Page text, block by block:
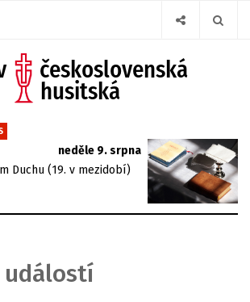
neděle 9. srpna
Duchu (19. v mezidobí)
událostí